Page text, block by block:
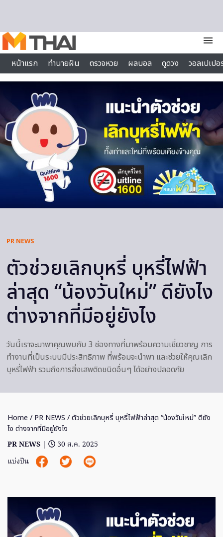
menu
หน้าแรก
ทำนายฝัน ตรวจหวย ผลบอล ดูดวง
วอลเปเป
ไลฟ์สไตล์
PR NEWS
ตัวช่วยเลิกบุหรี่ บุหรี่ไฟฟ้า
ล่าสุด “น้องวันใหม่” ดียังไง
ต่างจากที่มีอยู่ยังไง
วันนี้เราจะมาพาคุณพบกับ 3 ช่องทางที่มาพร้อมความเชี่ยวชาญ การ
ทำงานที่เป็นระบบมีประสิทธิภาพ ที่พร้อมจะนำพา และช่วยให้คุณเลิก
บุหรี่ไฟฟ้า รวมถึงการสิ่งเสพติดชนิดอื่นๆ ได้อย่างปลอดภัย
Home / PR NEWS / ตัวช่วยเลิกบุหรี่ บุหรี่ไฟฟ้าล่าสุด “น้องวันใหม่” ดียัง
ไง ต่างจากที่มีอยู่ยังไง
PR NEWS |
30 ส.ค. 2025
แบ่งปัน